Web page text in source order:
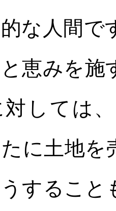
な人間
恵みを
対しては
に土地を
すること